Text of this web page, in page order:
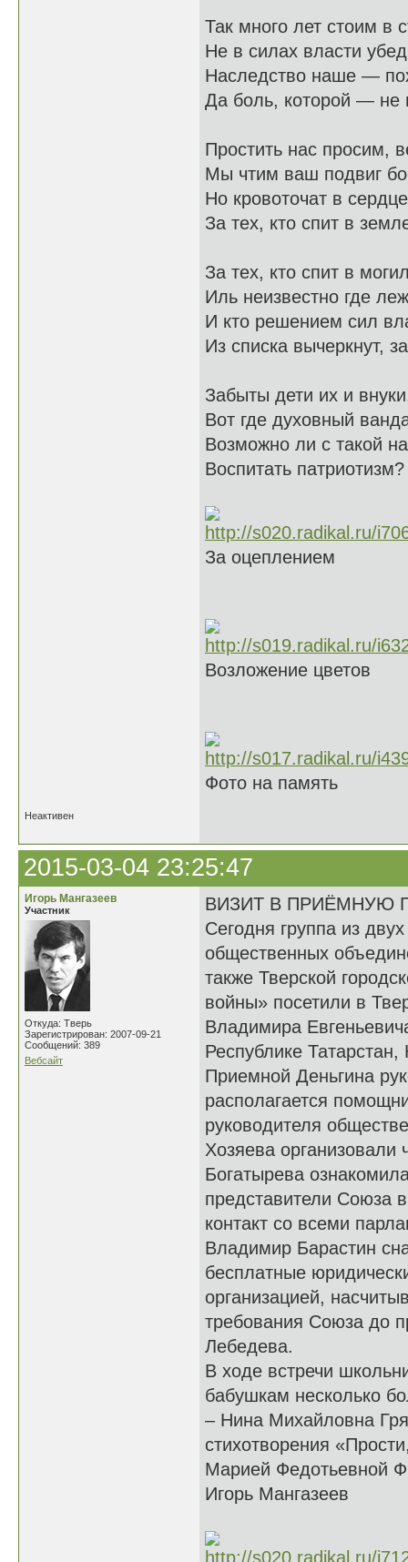
Так много лет стоим в
Не в силах власти
Наследство наше —
Да боль, которой — не
Простить нас просим,
Мы чтим ваш подвиг
Но кровоточат в
За тех, кто спит в
За тех, кто спит в
Иль неизвестно где
И кто решением сил
Из списка вычеркнут,
Забыты дети их и
Вот где духовный
Возможно ли с такой
Воспитать патриотизм?
За оцеплением
Возложение цветов
Фото на память
Неактивен
2015-03-04 23:25:47
Игорь Мангазеев
Участник
Откуда: Тверь
Зарегистрирован: 2007-09-21
Сообщений: 389
Вебсайт
ВИЗИТ В ПРИЁМНУЮ
Сегодня группа из
общественных
также Тверской
войны» посетили в
Владимира
Республике
Приемной Деньгина
располагается
руководителя
Хозяева
Богатырева
представители Союза
контакт со всеми
Владимир Барастин
бесплатные
организацией,
требования Союза до
Лебедева.
В ходе встречи
бабушкам несколько
– Нина Михайловна
стихотворения
Марией Федотьевной
Игорь Мангазеев